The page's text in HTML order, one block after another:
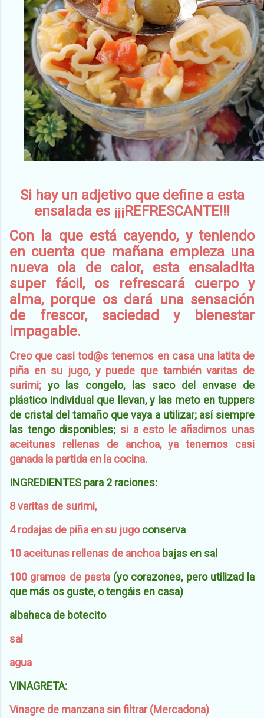
Si hay un adjetivo que define a esta
ensalada es ¡¡¡REFRESCANTE!!!
Con la que está cayendo, y teniendo
en cuenta que mañana empieza una
nueva ola de calor, esta ensaladita
super fácil, os refrescará cuerpo y
alma, porque os dará una sensación
de frescor, saciedad y bienestar
impagable.
Creo que casi tod@s tenemos en casa una latita de
piña en su jugo, y puede que también varitas de
surimi;yo las congelo, las saco del envase de
plástico individual que llevan, y las meto en tuppers
de cristal del tamaño que vaya a utilizar; así siempre
las tengo disponibles; si a esto le añadimos unas
aceitunas rellenas de anchoa, ya tenemos casi
ganada la partida en la cocina.
INGREDIENTES para 2 raciones:
8 varitas de surimi,
4 rodajas de piña en su jugoconserva
10 aceitunas rellenas de anchoa bajas en sal
100 gramos de pasta (yo corazones, pero utilizad la
que más os guste, o tengáis en casa)
albahaca de botecito
sal
agua
VINAGRETA:
Vinagre de manzana sin filtrar (Mercadona)